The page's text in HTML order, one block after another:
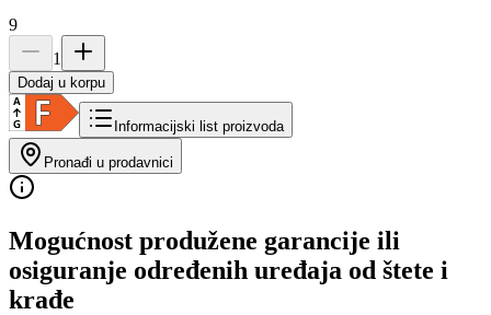
9
1
Dodaj u korpu
Informacijski list proizvoda
Pronađi u prodavnici
Mogućnost produžene garancije ili
osiguranje određenih uređaja od štete i
krađe